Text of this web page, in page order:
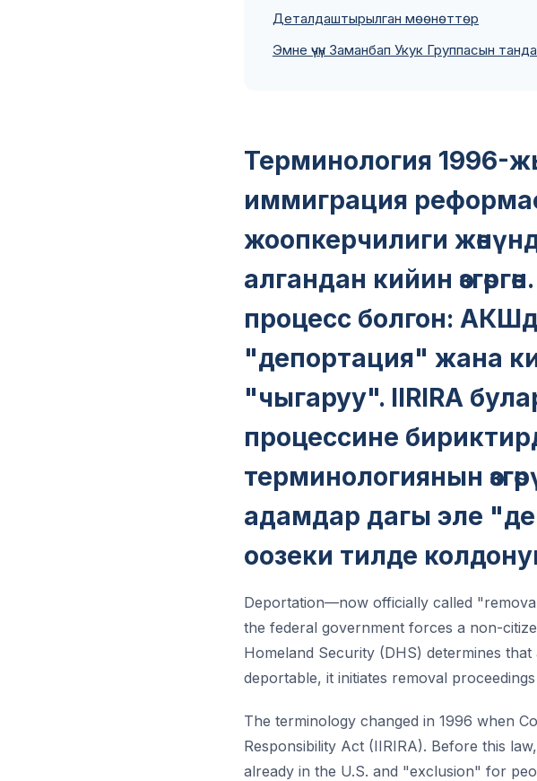
Деталдаштырылган мөөнөттөр
Эмне үчүн Заманбап Укук Группасын
Терминология 1996-
иммиграция
жоопкерчилиги
алгандан кийин
процесс болгон:
"депортация" жана
"чыгаруу". IIRIRA
процессине
терминологиянын
адамдар дагы эле
оозеки тилде
Deportation—now officially called
the federal government forces a non-
Homeland Security (DHS) determines
deportable, it initiates removal
The terminology changed in 1996 when
Responsibility Act (IIRIRA). Before this
already in the U.S. and "exclusion" for